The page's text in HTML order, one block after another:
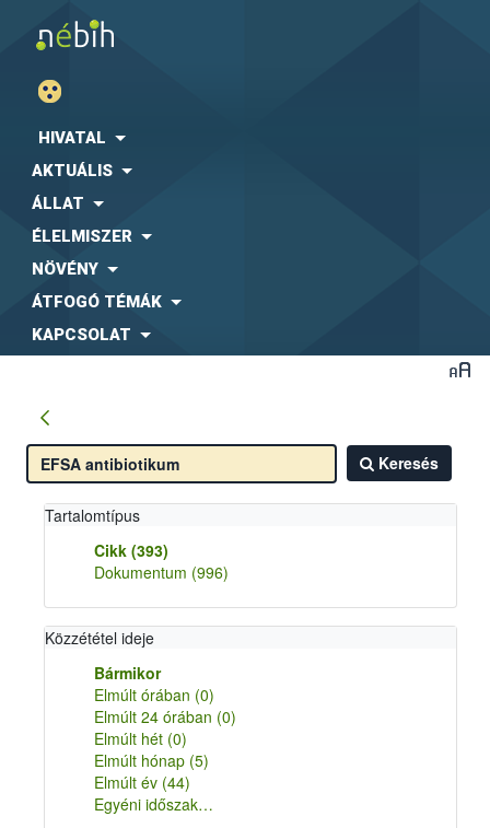
HIVATAL
AKTUÁLIS
ÁLLAT
ÉLELMISZER
NÖVÉNY
ÁTFOGÓ TÉMÁK
KAPCSOLAT
Keresés
Tartalomtípus
Cikk (393)
Dokumentum (996)
Közzététel ideje
Bármikor
Elmúlt órában (0)
Elmúlt 24 órában (0)
Elmúlt hét (0)
Elmúlt hónap (5)
Elmúlt év (44)
Egyéni időszak…